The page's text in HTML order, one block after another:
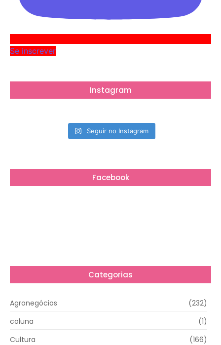
Se inscrever
Instagram
Seguir no Instagram
Facebook
Categorias
Agronegócios
(232)
coluna
(1)
Cultura
(166)